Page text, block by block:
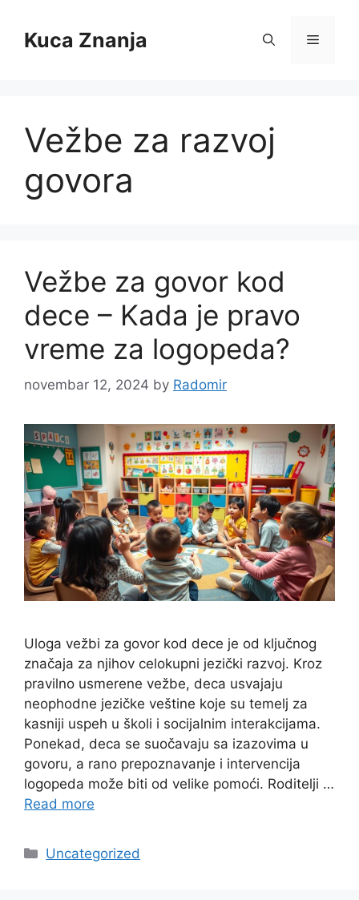
contentKuca Znanja Menu
Vežbe za razvoj
govora
Vežbe za govor kod
dece – Kada je pravo
vreme za logopeda?
novembar 12, 2024 by Radomir
Uloga vežbi za govor kod dece je od ključnog
značaja za njihov celokupni jezički razvoj. Kroz
pravilno usmerene vežbe, deca usvajaju
neophodne jezičke veštine koje su temelj za
kasniji uspeh u školi i socijalnim interakcijama.
Ponekad, deca se suočavaju sa izazovima u
govoru, a rano prepoznavanje i intervencija
logopeda može biti od velike pomoći. Roditelji …
Read more
Categories
Uncategorized